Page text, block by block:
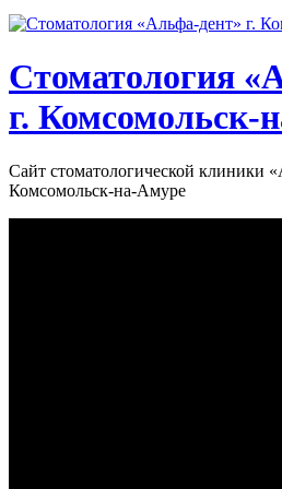
Стоматология
г. Комсомольск-
Сайт стоматологической клиники
Комсомольск-на-Амуре